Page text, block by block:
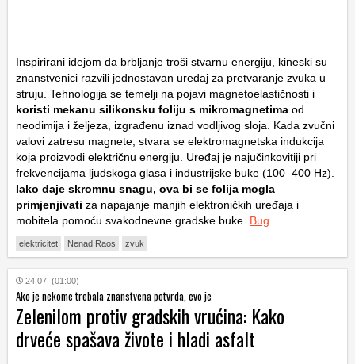
Inspirirani idejom da brbljanje troši stvarnu energiju, kineski su
znanstvenici razvili jednostavan uređaj za pretvaranje zvuka u
struju. Tehnologija se temelji na pojavi magnetoelastičnosti i
koristi mekanu silikonsku foliju s mikromagnetima od
neodimija i željeza, izgrađenu iznad vodljivog sloja. Kada zvučni
valovi zatresu magnete, stvara se elektromagnetska indukcija
koja proizvodi električnu energiju. Uređaj je najučinkovitiji pri
frekvencijama ljudskoga glasa i industrijske buke (100–400 Hz).
Iako daje skromnu snagu, ova bi se folija mogla
primjenjivati za napajanje manjih elektroničkih uređaja i
mobitela pomoću svakodnevne gradske buke. Bug
elektricitet Nenad Raos zvuk
24.07. (01:00)
Ako je nekome trebala znanstvena potvrda, evo je
Zelenilom protiv gradskih vrućina: Kako
drveće spašava živote i hladi asfalt